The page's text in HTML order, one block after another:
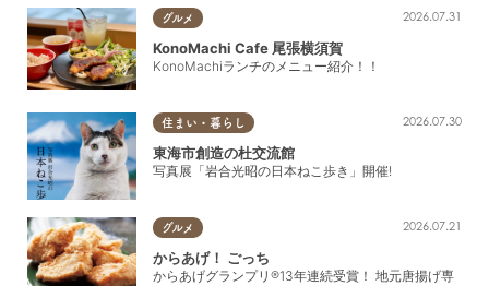
グルメ 2026.07.31
KonoMachi Cafe 尾張横須賀
KonoMachiランチのメニュー紹介！！
住まい・暮らし 2026.07.30
東海市創造の杜交流館
写真展「岩合光昭の日本ねこ歩き」開催!
グルメ 2026.07.21
からあげ！ ごっち
からあげグランプリ®13年連続受賞！ 地元唐揚げ専